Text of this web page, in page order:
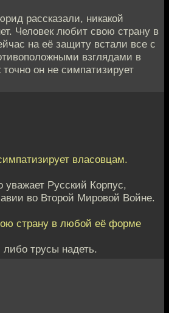
рассказали, никакой
Человек любит свою страну в
на её защиту встали все с
взглядами в
он не симпатизирует
власовцам.
Русский Корпус,
во Второй Мировой Войне.
страну в любой её форме
либо трусы надеть.